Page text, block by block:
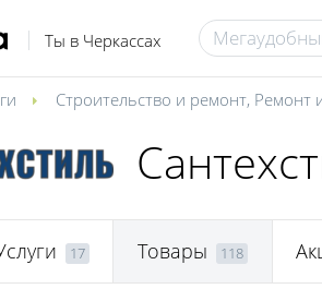
Ты в Черкассах
Строительство и ремонт, Ремонт
17 Товары 118